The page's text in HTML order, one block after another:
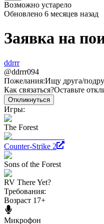
Возможно устарело
Обновлено 6 месяцев назад
Заявка на
ddrrr
@ddrrr094
Пожелания:Ищу друга/
Как связаться?Оставьте
Откликнуться
Игры:
The Forest
Counter-Strike 2
Sons of the Forest
RV There Yet?
Требования:
Возраст 17+
Микрофон